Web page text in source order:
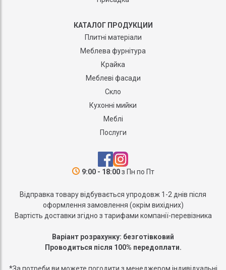
КАТАЛОГ ПРОДУКЦИИ
Плитні матеріали
Меблева фурнітура
Крайка
Меблеві фасади
Скло
Кухонні мийки
Меблі
Послуги
9:00 - 18:00з Пн по Пт
Відправка товару відбувається упродовж 1-2 днів після
оформлення замовлення (окрім вихідних)
Вартість доставки згідно з тарифами компанії-перевізника
Варіант розрахунку: безготівковий
Проводиться після 100% передоплати.
*За потреби ви можете погодити з менеджером індивідуальні